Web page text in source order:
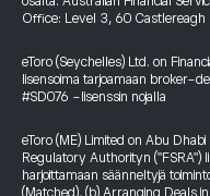
Office: Level 3, 60 Castlereagh
eToro (Seychelles) Ltd. on
lisensoima tarjoamaan broker-
#SD076 -lisenssin nojalla
eToro (ME) Limited on Abu
Regulatory Authorityn ("FSRA")
harjoittamaan säänneltyjä
(Matched), (b) Arranging Deals